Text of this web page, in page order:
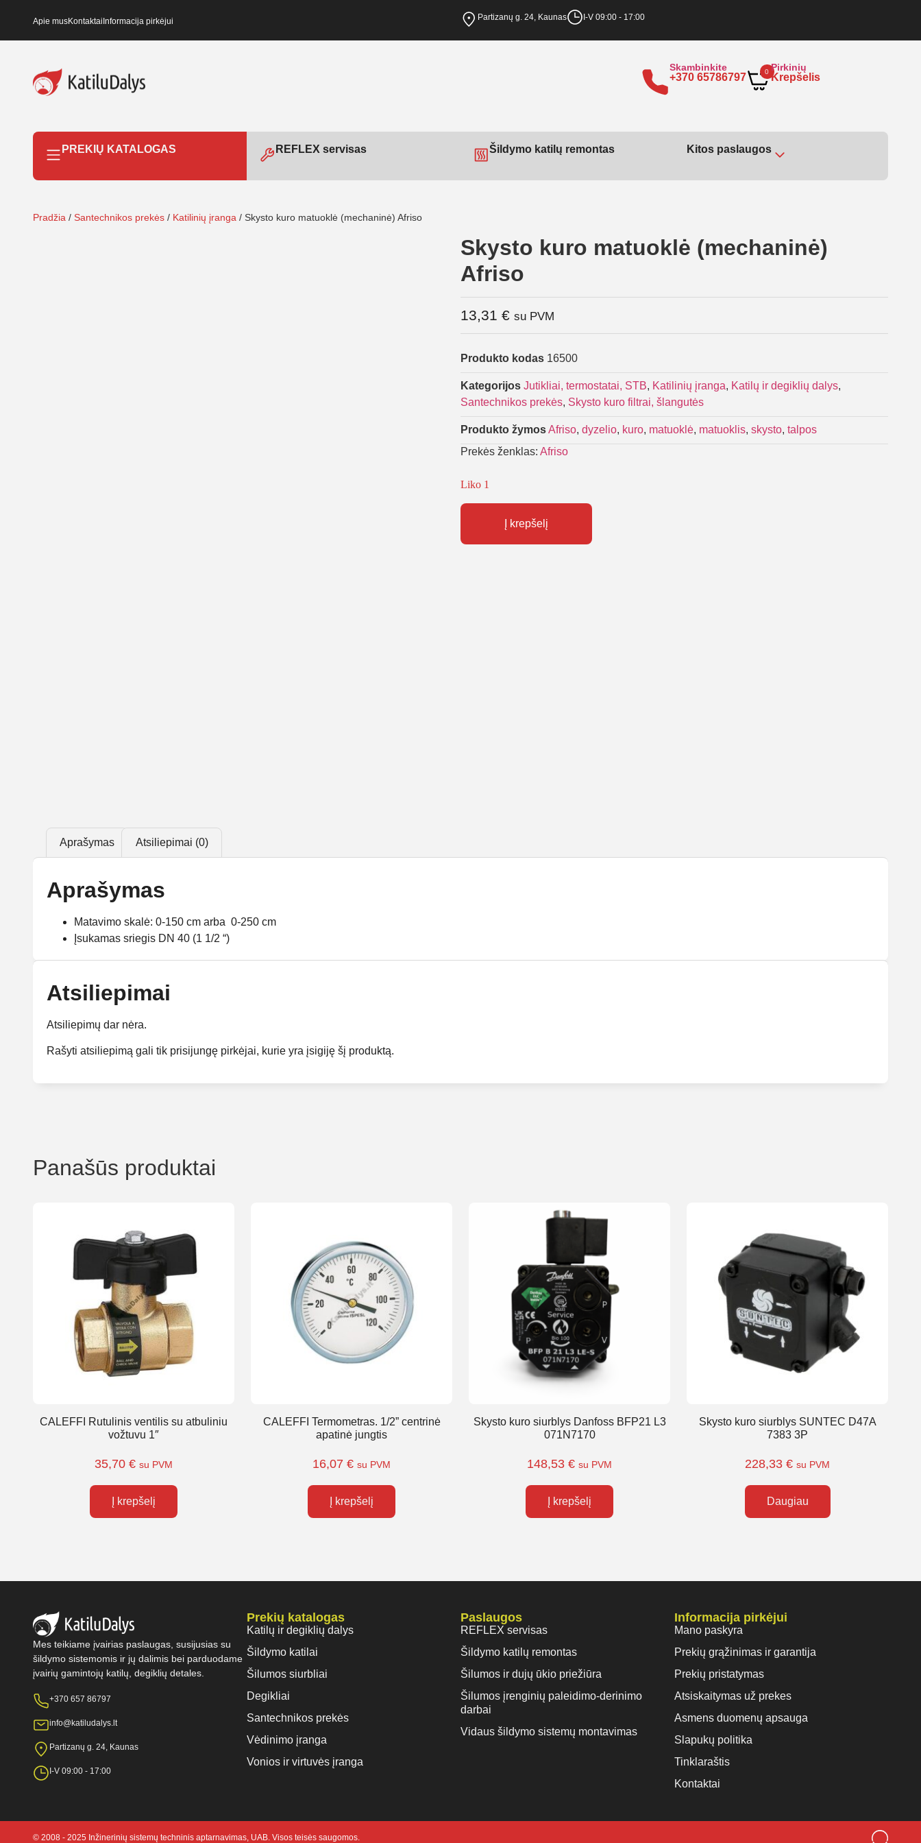
Apie musKontaktaiInformacija pirkėjui Partizanų g. 24, Kaunas I-V 09:00 - 17:00
Skambinkite
+370 65786797 0 Pirkinių
Krepšelis
PREKIŲ KATALOGAS REFLEX servisas Šildymo katilų remontas Kitos paslaugos
Pradžia / Santechnikos prekės / Katilinių įranga / Skysto kuro matuoklė (mechaninė) Afriso
Skysto kuro matuoklė (mechaninė)
Afriso
13,31 € su PVM
Produkto kodas 16500
Kategorijos Jutikliai, termostatai, STB, Katilinių įranga, Katilų ir degiklių dalys,
Santechnikos prekės, Skysto kuro filtrai, šlangutės
Produkto žymosAfriso, dyzelio, kuro, matuoklė, matuoklis, skysto, talpos
Prekės ženklas: Afriso
Liko 1
Į krepšelį
Aprašymas Atsiliepimai (0)
Aprašymas
Matavimo skalė: 0-150 cm arba 0-250 cm
Įsukamas sriegis DN 40 (1 1/2 “)
Atsiliepimai
Atsiliepimų dar nėra.
Rašyti atsiliepimą gali tik prisijungę pirkėjai, kurie yra įsigiję šį produktą.
Panašūs produktai
CALEFFI Rutulinis ventilis su atbuliniu
vožtuvu 1″
35,70 € su PVM
Į krepšelį
CALEFFI Termometras. 1/2” centrinė
apatinė jungtis
16,07 € su PVM
Į krepšelį
Skysto kuro siurblys Danfoss BFP21 L3
071N7170
148,53 € su PVM
Į krepšelį
Skysto kuro siurblys SUNTEC D47A
7383 3P
228,33 € su PVM
Daugiau
Mes teikiame įvairias paslaugas, susijusias su
šildymo sistemomis ir jų dalimis bei parduodame
įvairių gamintojų katilų, degiklių detales.
+370 657 86797
info@katiludalys.lt
Partizanų g. 24, Kaunas
I-V 09:00 - 17:00
Prekių katalogas
Katilų ir degiklių dalys
Šildymo katilai
Šilumos siurbliai
Degikliai
Santechnikos prekės
Vėdinimo įranga
Vonios ir virtuvės įranga
Paslaugos
REFLEX servisas
Šildymo katilų remontas
Šilumos ir dujų ūkio priežiūra
Šilumos įrenginių paleidimo-derinimo
darbai
Vidaus šildymo sistemų montavimas
Informacija pirkėjui
Mano paskyra
Prekių grąžinimas ir garantija
Prekių pristatymas
Atsiskaitymas už prekes
Asmens duomenų apsauga
Slapukų politika
Tinklaraštis
Kontaktai
© 2008 - 2025 Inžinerinių sistemų techninis aptarnavimas, UAB. Visos teisės saugomos.